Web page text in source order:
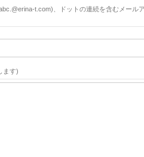
t.com)、ドットの連続を含むメール
ます)